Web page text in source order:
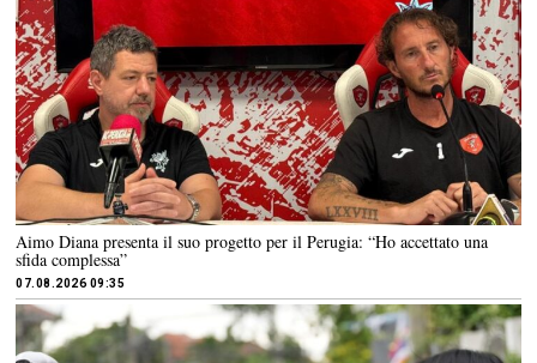
Aimo Diana presenta il suo progetto per il Perugia: “Ho accettato una
sfida complessa”
07.08.2026 09:35